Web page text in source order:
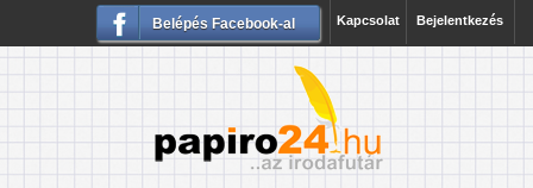
Bejelentkezés
Kapcsolat
Belépés Facebook-al